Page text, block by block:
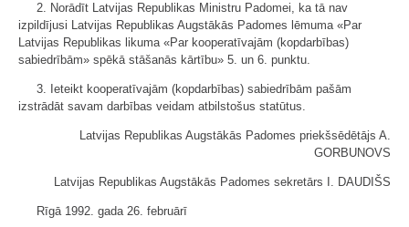
2. Norādīt Latvijas Republikas Ministru Padomei, ka tā nav
izpildījusi Latvijas Republikas Augstākās Padomes lēmuma «Par
Latvijas Republikas likuma «Par kooperatīvajām (kopdarbības)
sabiedrībām» spēkā stāšanās kārtību» 5. un 6. punktu.
3. Ieteikt kooperatīvajām (kopdarbības) sabiedrībām pašām
izstrādāt savam darbības veidam atbilstošus statūtus.
Latvijas Republikas Augstākās Padomes priekšsēdētājs A.
GORBUNOVS
Latvijas Republikas Augstākās Padomes sekretārs I. DAUDIŠS
Rīgā 1992. gada 26. februārī